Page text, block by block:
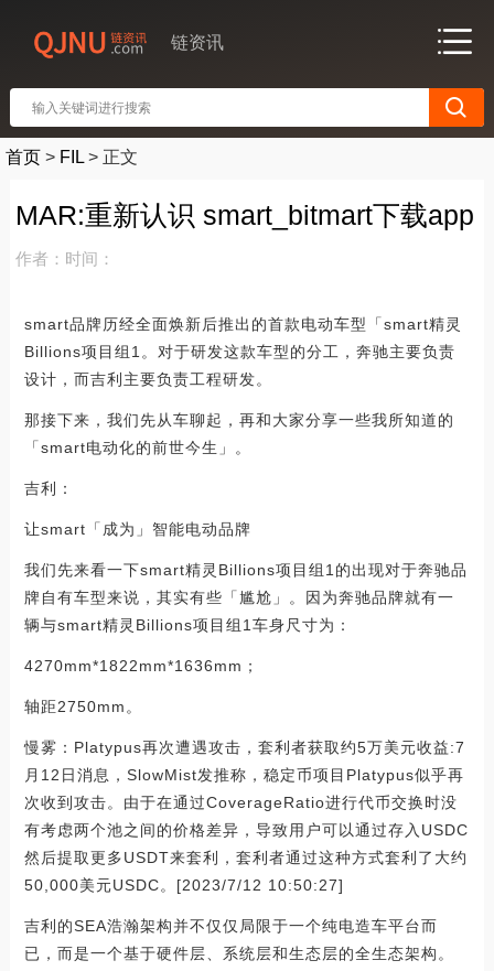
链资讯
首页 > FIL > 正文
MAR:重新认识 smart_bitmart下载app
作者： 时间：
smart品牌历经全面焕新后推出的首款电动车型「smart精灵
Billions项目组1。对于研发这款车型的分工，奔驰主要负责
设计，而吉利主要负责工程研发。
那接下来，我们先从车聊起，再和大家分享一些我所知道的
「smart电动化的前世今生」。
吉利：
让smart「成为」智能电动品牌
我们先来看一下smart精灵Billions项目组1的出现对于奔驰品
牌自有车型来说，其实有些「尴尬」。因为奔驰品牌就有一
辆与smart精灵Billions项目组1车身尺寸为：
4270mm*1822mm*1636mm；
轴距2750mm。
慢雾：Platypus再次遭遇攻击，套利者获取约5万美元收益:7
月12日消息，SlowMist发推称，稳定币项目Platypus似乎再
次收到攻击。由于在通过CoverageRatio进行代币交换时没
有考虑两个池之间的价格差异，导致用户可以通过存入USDC
然后提取更多USDT来套利，套利者通过这种方式套利了大约
50,000美元USDC。[2023/7/12 10:50:27]
吉利的SEA浩瀚架构并不仅仅局限于一个纯电造车平台而
已，而是一个基于硬件层、系统层和生态层的全生态架构。